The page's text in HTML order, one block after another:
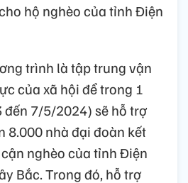
hộ nghèo của tỉnh Điện
trình là tập trung vận
của xã hội để trong 1
7/5/2024) sẽ hỗ trợ
8.000 nhà đại đoàn kết
nghèo của tỉnh Điện
Bắc. Trong đó, hỗ trợ